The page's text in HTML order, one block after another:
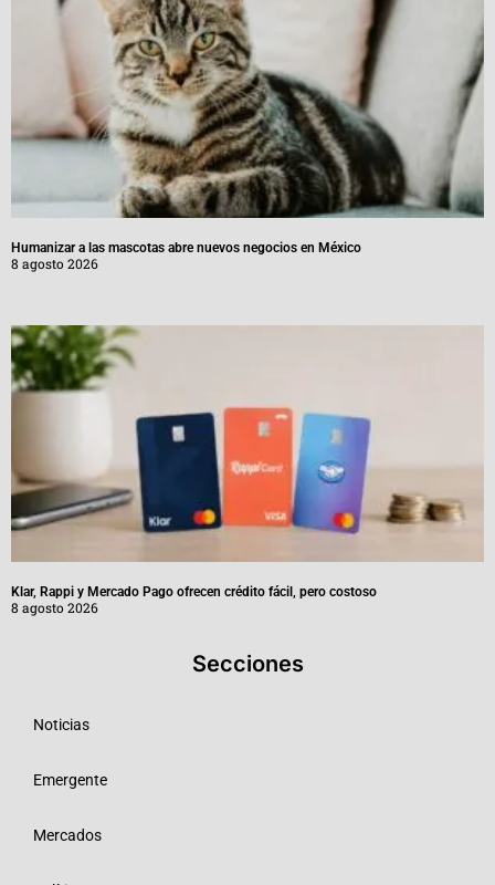
Humanizar a las mascotas abre nuevos negocios en México
8 agosto 2026
Klar, Rappi y Mercado Pago ofrecen crédito fácil, pero costoso
8 agosto 2026
Secciones
Noticias
Emergente
Mercados